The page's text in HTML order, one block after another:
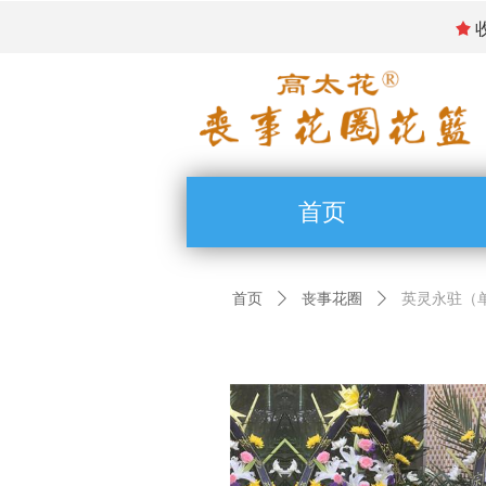
首页
끄
首页 ꄲ 丧事花圈 ꄲ 英灵永驻（